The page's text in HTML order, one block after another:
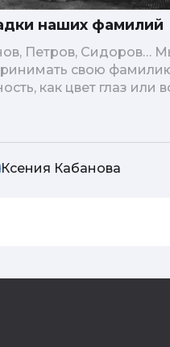
наших фамилий
Петров, Сидоров…
свою
как цвет глаз или
или,
фамилией, и
она может
Ксения Кабанова